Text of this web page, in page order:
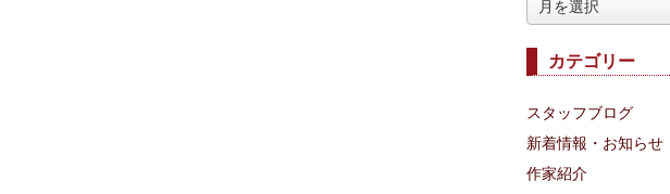
カテゴリー
スタッフブログ
新着情報・お知らせ
作家紹介